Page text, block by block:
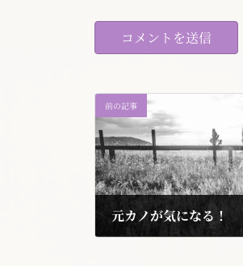
前の記事
元カノが気になる！